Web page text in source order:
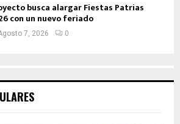
busca alargar Fiestas Patrias
con un nuevo feriado
7, 2026 0